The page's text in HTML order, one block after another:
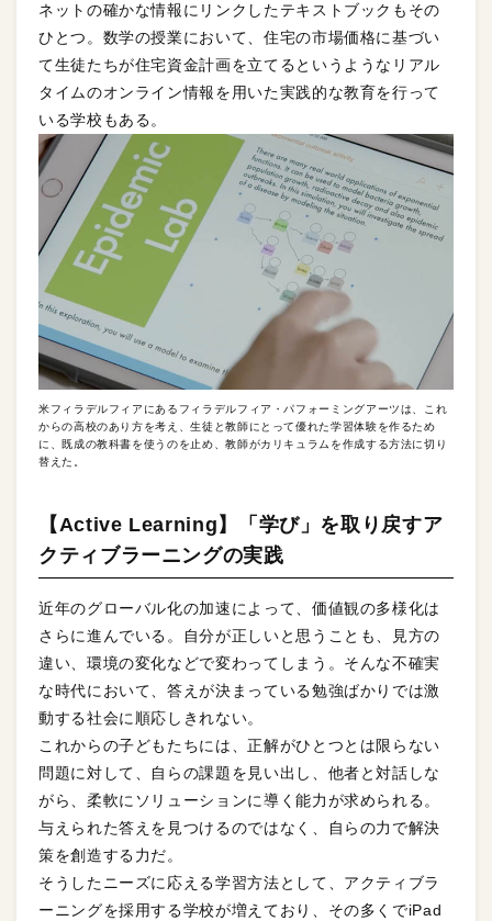
ネットの確かな情報にリンクしたテキストブックもその
ひとつ。数学の授業において、住宅の市場価格に基づい
て生徒たちが住宅資金計画を立てるというようなリアル
タイムのオンライン情報を用いた実践的な教育を行って
いる学校もある。
米フィラデルフィアにあるフィラデルフィア・パフォーミングアーツは、これ
からの高校のあり方を考え、生徒と教師にとって優れた学習体験を作るため
に、既成の教科書を使うのを止め、教師がカリキュラムを作成する方法に切り
替えた。
【Active Learning】「学び」を取り戻すア
クティブラーニングの実践
近年のグローバル化の加速によって、価値観の多様化は
さらに進んでいる。自分が正しいと思うことも、見方の
違い、環境の変化などで変わってしまう。そんな不確実
な時代において、答えが決まっている勉強ばかりでは激
動する社会に順応しきれない。
これからの子どもたちには、正解がひとつとは限らない
問題に対して、自らの課題を見い出し、他者と対話しな
がら、柔軟にソリューションに導く能力が求められる。
与えられた答えを見つけるのではなく、自らの力で解決
策を創造する力だ。
そうしたニーズに応える学習方法として、アクティブラ
ーニングを採用する学校が増えており、その多くでiPad